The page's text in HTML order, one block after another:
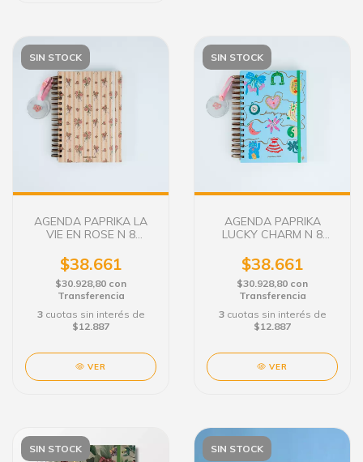
SIN STOCK
AGENDA PAPRIKA LA
VIE EN ROSE N 8
$38.661
$30.928,80 con
Transferencia
3 cuotas sin interés de
$12.887
VER
SIN STOCK
AGENDA PAPRIKA
LUCKY CHARM N 8
$38.661
$30.928,80 con
Transferencia
3 cuotas sin interés de
$12.887
VER
SIN STOCK SIN STOCK